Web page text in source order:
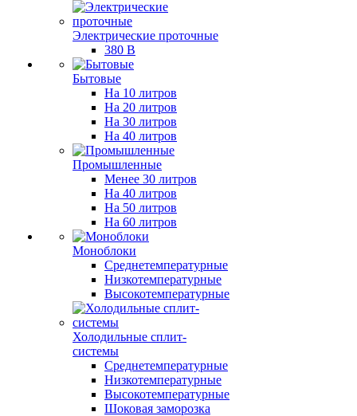
Электрические проточные
380 В
Бытовые
На 10 литров
На 20 литров
На 30 литров
На 40 литров
Промышленные
Менее 30 литров
На 40 литров
На 50 литров
На 60 литров
Моноблоки
Среднетемпературные
Низкотемпературные
Высокотемпературные
Холодильные сплит-
системы
Среднетемпературные
Низкотемпературные
Высокотемпературные
Шоковая заморозка